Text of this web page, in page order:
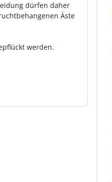
dürfen daher
Äste
werden.